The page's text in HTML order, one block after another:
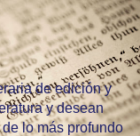
de edición y
y desean
lo más profundo